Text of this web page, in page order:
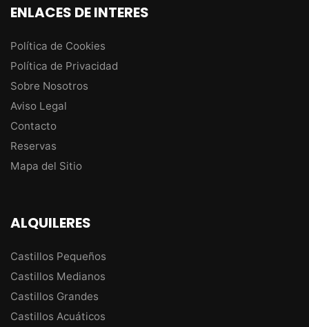
ENLACES DE INTERES
Política de Cookies
Política de Privacidad
Sobre Nosotros
Aviso Legal
Contacto
Reservas
Mapa del Sitio
ALQUILERES
Castillos Pequeños
Castillos Medianos
Castillos Grandes
Castillos Acuáticos